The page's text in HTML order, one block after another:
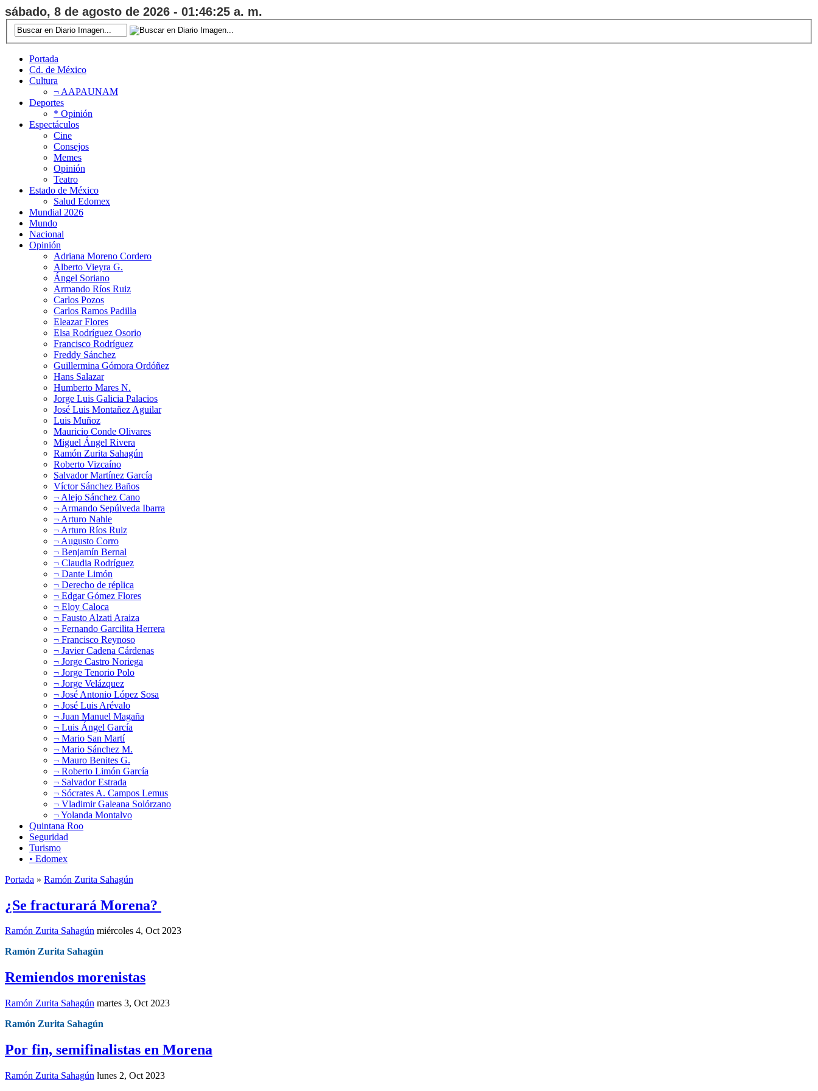
sábado, 8 de agosto de 2026 - 01:46:26 a. m.
Portada
Cd. de México
Cultura
¬ AAPAUNAM
Deportes
* Opinión
Espectáculos
Cine
Consejos
Memes
Opinión
Teatro
Estado de México
Salud Edomex
Mundial 2026
Mundo
Nacional
Opinión
Adriana Moreno Cordero
Alberto Vieyra G.
Ángel Soriano
Armando Ríos Ruiz
Carlos Pozos
Carlos Ramos Padilla
Eleazar Flores
Elsa Rodríguez Osorio
Francisco Rodríguez
Freddy Sánchez
Guillermina Gómora Ordóñez
Hans Salazar
Humberto Mares N.
Jorge Luis Galicia Palacios
José Luis Montañez Aguilar
Luis Muñoz
Mauricio Conde Olivares
Miguel Ángel Rivera
Ramón Zurita Sahagún
Roberto Vizcaíno
Salvador Martínez García
Víctor Sánchez Baños
¬ Alejo Sánchez Cano
¬ Armando Sepúlveda Ibarra
¬ Arturo Nahle
¬ Arturo Ríos Ruiz
¬ Augusto Corro
¬ Benjamín Bernal
¬ Claudia Rodríguez
¬ Dante Limón
¬ Derecho de réplica
¬ Edgar Gómez Flores
¬ Eloy Caloca
¬ Fausto Alzati Araiza
¬ Fernando Garcilita Herrera
¬ Francisco Reynoso
¬ Javier Cadena Cárdenas
¬ Jorge Castro Noriega
¬ Jorge Tenorio Polo
¬ Jorge Velázquez
¬ José Antonio López Sosa
¬ José Luis Arévalo
¬ Juan Manuel Magaña
¬ Luis Ángel García
¬ Mario San Martí
¬ Mario Sánchez M.
¬ Mauro Benites G.
¬ Roberto Limón García
¬ Salvador Estrada
¬ Sócrates A. Campos Lemus
¬ Vladimir Galeana Solórzano
¬ Yolanda Montalvo
Quintana Roo
Seguridad
Turismo
• Edomex
Portada » Ramón Zurita Sahagún
¿Se fracturará Morena?
Ramón Zurita Sahagún miércoles 4, Oct 2023
Ramón Zurita Sahagún
Remiendos morenistas
Ramón Zurita Sahagún martes 3, Oct 2023
Ramón Zurita Sahagún
Por fin, semifinalistas en Morena
Ramón Zurita Sahagún lunes 2, Oct 2023